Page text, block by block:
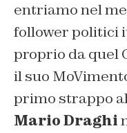
entriamo nel
follower politici
proprio da quel
il suo
primo strappo
Mario Draghi